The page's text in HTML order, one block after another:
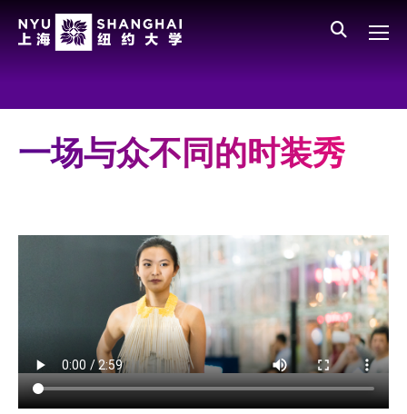
All NYU
学校领导
媒体视点
视频
一场与众不同的时装秀